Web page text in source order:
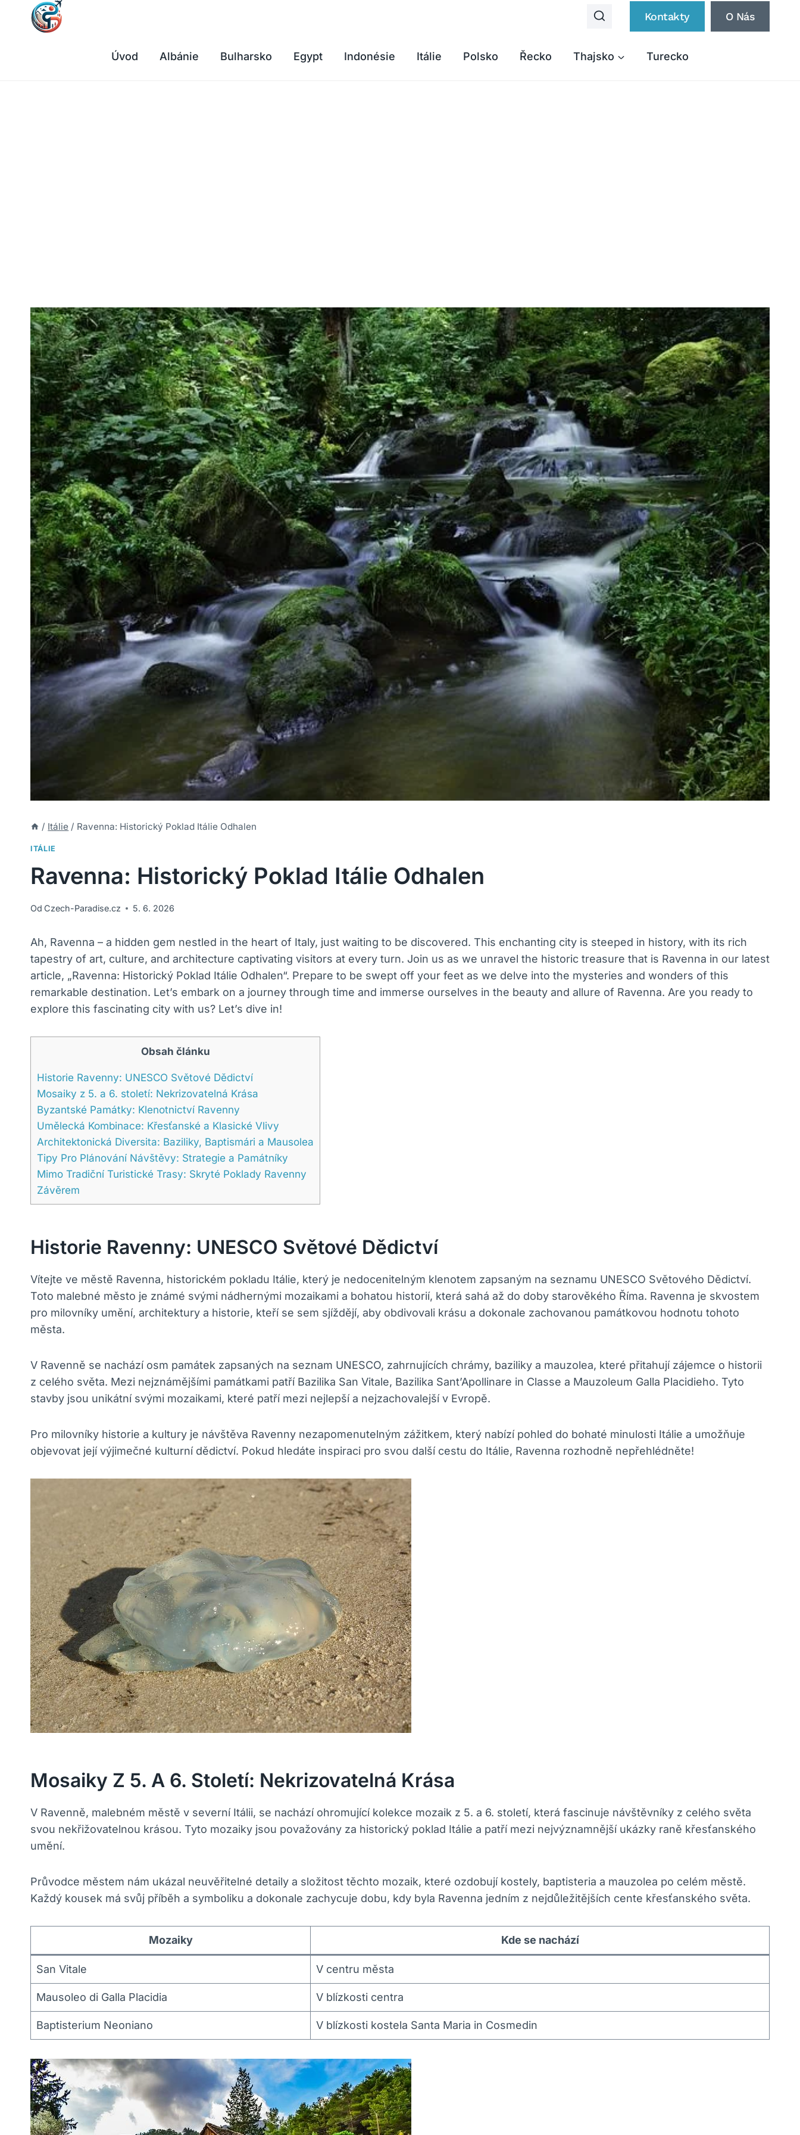
Přeskočit
Kontakty O Nás
Úvod Albánie Bulharsko Egypt Indonésie Itálie Polsko Řecko Thajsko Turecko
/ Itálie / Ravenna: Historický Poklad Itálie Odhalen
ITÁLIE
Ravenna: Historický Poklad Itálie Odhalen
Od Czech-Paradise.cz 5. 6. 2026
Ah, Ravenna – a hidden gem nestled in the heart of Italy, just waiting to be discovered. This enchanting city is steeped in history, with its rich
tapestry of art, culture, and architecture captivating visitors at every turn. Join us as we unravel the historic treasure that is Ravenna in our latest
article, „Ravenna: Historický Poklad Itálie Odhalen“. Prepare to be swept off your feet as we delve into the mysteries and wonders of this
remarkable destination. Let’s embark on a journey through time and immerse ourselves in the beauty and allure of Ravenna. Are you ready to
explore this fascinating city with us? Let’s dive in!
Obsah článku
Historie Ravenny: UNESCO Světové Dědictví
Mosaiky z 5. a 6. století: Nekrizovatelná Krása
Byzantské Památky: Klenotnictví Ravenny
Umělecká Kombinace: Křesťanské a Klasické Vlivy
Architektonická Diversita: Baziliky, Baptismári a Mausolea
Tipy Pro Plánování Návštěvy: Strategie a Památníky
Mimo Tradiční Turistické Trasy: Skryté Poklady Ravenny
Závěrem
Historie Ravenny: UNESCO Světové Dědictví
Vítejte ve městě Ravenna, historickém pokladu Itálie, který je nedocenitelným klenotem zapsaným na seznamu UNESCO Světového Dědictví.
Toto malebné město je známé svými nádhernými mozaikami a bohatou historií, která sahá až do doby starověkého Říma. Ravenna je skvostem
pro milovníky umění, architektury a historie, kteří se sem sjíždějí, aby obdivovali krásu a dokonale zachovanou památkovou hodnotu tohoto
města.
V Ravenně se nachází osm památek zapsaných na seznam UNESCO, zahrnujících chrámy, baziliky a mauzolea, které přitahují zájemce o historii
z celého světa. Mezi nejznámějšími památkami patří Bazilika San Vitale, Bazilika Sant’Apollinare in Classe a Mauzoleum Galla Placidieho. Tyto
stavby jsou unikátní svými mozaikami, které patří mezi nejlepší a nejzachovalejší v Evropě.
Pro milovníky historie a kultury je návštěva Ravenny nezapomenutelným zážitkem, který nabízí pohled do bohaté minulosti Itálie a umožňuje
objevovat její výjimečné kulturní dědictví. Pokud hledáte inspiraci pro svou další cestu do Itálie, Ravenna rozhodně nepřehlédněte!
Mosaiky Z 5. A 6. Století: Nekrizovatelná Krása
V Ravenně, malebném městě v severní Itálii, se nachází ohromující kolekce mozaik z 5. a 6. století, která fascinuje návštěvníky z celého světa
svou nekřižovatelnou krásou. Tyto mozaiky jsou považovány za historický poklad Itálie a patří mezi nejvýznamnější ukázky raně křesťanského
umění.
Průvodce městem nám ukázal neuvěřitelné detaily a složitost těchto mozaik, které ozdobují kostely, baptisteria a mauzolea po celém městě.
Každý kousek má svůj příběh a symboliku a dokonale zachycuje dobu, kdy byla Ravenna jedním z nejdůležitějších cente křesťanského světa.
Mozaiky Kde se nachází
San Vitale V centru města
Mausoleo di Galla Placidia V blízkosti centra
Baptisterium Neoniano V blízkosti kostela Santa Maria in Cosmedin